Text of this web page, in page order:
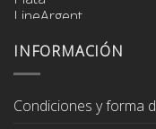
INFORMACIÓN
Condiciones y forma